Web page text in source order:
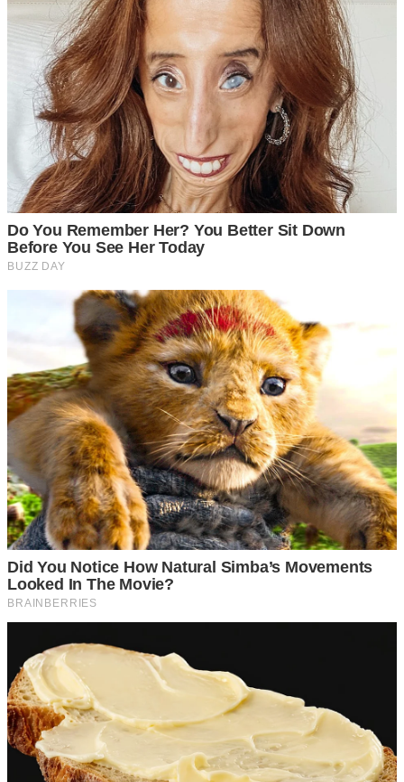
menewaskan Sevilla 2-0 untuk terus berada
ditangga pertama kumpulan B saingan Liga
Juara-Juara Eropah.